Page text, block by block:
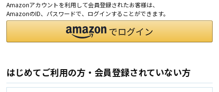
Amazonアカウントを利用して会員登録されたお客様は、
AmazonのID、パスワードで、ログインすることができます。
はじめてご利用の方・会員登録されていない方